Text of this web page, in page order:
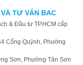
TƯ VẤN BAC
& Đầu tư TP.HCM cấp
Cống Quỳnh, Phường
Sơn, Phường Tân Sơn